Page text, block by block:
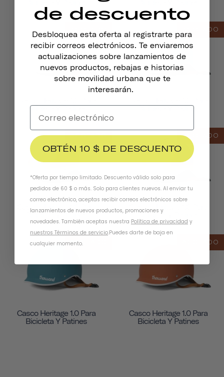
Bicicleta Y Patines
Bicicleta Y Patines
AGOTADO
Bicicleta Y Patines
AGOTADO
Casco Heritage 1.0 Para
Bicicleta Y Patines
AGOTADO
Casco Heritage 1.0 Para
Bicicleta Y Patines
AGOTADO
Casco Heritage 1.0 Para
Bicicleta Y Patines
AGOTADO
Casco Heritage 1.0 Para
Bicicleta Y Patines
de descuento
Desbloquea esta oferta al registrarte para
recibir correos electrónicos. Te enviaremos
actualizaciones sobre lanzamientos de
nuevos productos, rebajas e historias
sobre movilidad urbana que te
interesarán.
OBTÉN 10 $ DE DESCUENTO
*Oferta por tiempo limitado. Descuento válido solo para
pedidos de 60 $ o más. Solo para clientes nuevos. Al enviar tu
correo electrónico, aceptas recibir correos electrónicos sobre
lanzamientos de nuevos productos, promociones y
novedades. También aceptas nuestra Política de privacidad y
nuestros Términos de servicio.Puedes darte de baja en
cualquier momento.